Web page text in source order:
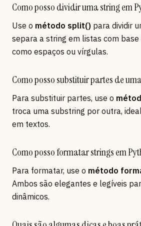
Como posso dividir uma string em
Use o método split() para dividir
separa a string em listas com
como espaços ou vírgulas.
Como posso substituir partes de
Para substituir partes, use o
troca uma substring por outra,
em textos.
Como posso formatar strings em
Para formatar, use o método
Ambos são elegantes e legíveis
dinâmicos.